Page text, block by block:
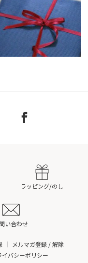
ラッピング/のし
い合わせ
メルマガ登録 / 解除
イバシーポリシー